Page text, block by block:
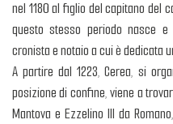
nel 1180 al figlio del capitano del
questo stesso periodo nasce
cronista e notaio a cui è dedicata
A partire dal 1223, Cerea, si
posizione di confine, viene a
Mantova e Ezzelino III da